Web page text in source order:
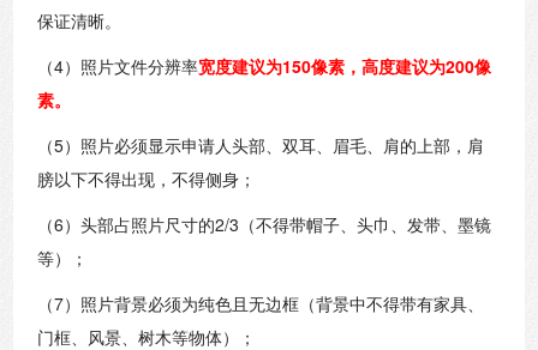
保证清晰。
（4）照片文件分辨率宽度建议为150像素，高度建议为200像
素。
（5）照片必须显示申请人头部、双耳、眉毛、肩的上部，肩
膀以下不得出现，不得侧身；
（6）头部占照片尺寸的2/3（不得带帽子、头巾、发带、墨镜
等）；
（7）照片背景必须为纯色且无边框（背景中不得带有家具、
门框、风景、树木等物体）；